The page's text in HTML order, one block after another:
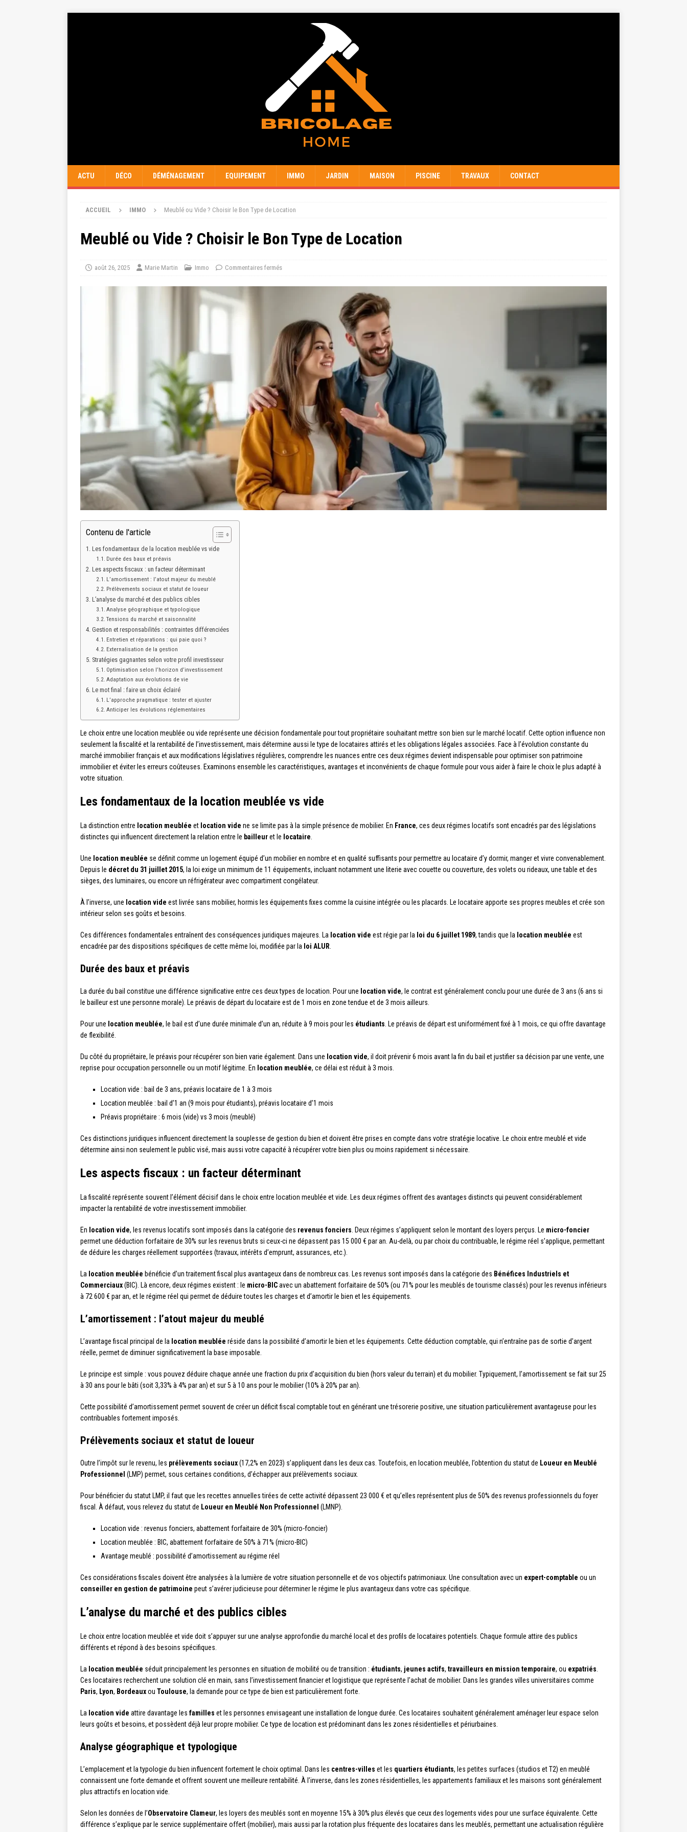
ACTU DÉCO DÉMÉNAGEMENT EQUIPEMENT IMMO JARDIN MAISON PISCINE TRAVAUX CONTACT
ACCUEIL IMMO Meublé ou Vide ? Choisir le Bon Type de Location
Meublé ou Vide ? Choisir le Bon Type de Location
août 26, 2025 Marie Martin Immo Commentaires fermés
Contenu de l'article
Les fondamentaux de la location meublée vs vide
Durée des baux et préavis
Les aspects fiscaux : un facteur déterminant
L’amortissement : l’atout majeur du meublé
Prélèvements sociaux et statut de loueur
L’analyse du marché et des publics cibles
Analyse géographique et typologique
Tensions du marché et saisonnalité
Gestion et responsabilités : contraintes différenciées
Entretien et réparations : qui paie quoi ?
Externalisation de la gestion
Stratégies gagnantes selon votre profil investisseur
Optimisation selon l’horizon d’investissement
Adaptation aux évolutions de vie
Le mot final : faire un choix éclairé
L’approche pragmatique : tester et ajuster
Anticiper les évolutions réglementaires
Le choix entre une location meublée ou vide représente une décision fondamentale pour tout propriétaire souhaitant mettre son bien sur le marché locatif. Cette option influence non
seulement la fiscalité et la rentabilité de l’investissement, mais détermine aussi le type de locataires attirés et les obligations légales associées. Face à l’évolution constante du
marché immobilier français et aux modifications législatives régulières, comprendre les nuances entre ces deux régimes devient indispensable pour optimiser son patrimoine
immobilier et éviter les erreurs coûteuses. Examinons ensemble les caractéristiques, avantages et inconvénients de chaque formule pour vous aider à faire le choix le plus adapté à
votre situation.
Les fondamentaux de la location meublée vs vide
La distinction entre location meublée et location vide ne se limite pas à la simple présence de mobilier. En France, ces deux régimes locatifs sont encadrés par des législations
distinctes qui influencent directement la relation entre le bailleuret le locataire
Une location meublée se définit comme un logement équipé d’un mobilier en nombre et en qualité suffisants pour permettre au locataire d’y dormir, manger et vivre convenablement.
Depuis le décret du 31 juillet 2015, la loi exige un minimum de 11 équipements, incluant notamment une literie avec couette ou couverture, des volets ou rideaux, une table et des
sièges, des luminaires, ou encore un réfrigérateur avec compartiment congélateur.
À l’inverse, une location vide est livrée sans mobilier, hormis les équipements fixes comme la cuisine intégrée ou les placards. Le locataire apporte ses propres meubles et crée son
intérieur selon ses goûts et besoins.
Ces différences fondamentales entraînent des conséquences juridiques majeures. La location vide est régie par la loi du 6 juillet 1989, tandis que la location meublée est
encadrée par des dispositions spécifiques de cette même loi, modifiée par la loi ALUR
Durée des baux et préavis
La durée du bail constitue une différence significative entre ces deux types de location. Pour une location vide, le contrat est généralement conclu pour une durée de 3 ans (6 ans si
le bailleur est une personne morale). Le préavis de départ du locataire est de 1 mois en zone tendue et de 3 mois ailleurs.
Pour une location meublée, le bail est d’une durée minimale d’un an, réduite à 9 mois pour les étudiants . Le préavis de départ est uniformément fixé à 1 mois, ce qui offre davantage
de flexibilité.
Du côté du propriétaire, le préavis pour récupérer son bien varie également. Dans une location vide, il doit prévenir 6 mois avant la fin du bail et justifier sa décision par une vente, une
reprise pour occupation personnelle ou un motif légitime. En location meublée, ce délai est réduit à 3 mois.
Location vide : bail de 3 ans, préavis locataire de 1 à 3 mois
Location meublée : bail d’1 an (9 mois pour étudiants), préavis locataire d’1 mois
Préavis propriétaire : 6 mois (vide) vs 3 mois (meublé)
Ces distinctions juridiques influencent directement la souplesse de gestion du bien et doivent être prises en compte dans votre stratégie locative. Le choix entre meublé et vide
détermine ainsi non seulement le public visé, mais aussi votre capacité à récupérer votre bien plus ou moins rapidement si nécessaire.
Les aspects fiscaux : un facteur déterminant
La fiscalité représente souvent l’élément décisif dans le choix entre location meublée et vide. Les deux régimes offrent des avantages distincts qui peuvent considérablement
impacter la rentabilité de votre investissement immobilier.
En location vide, les revenus locatifs sont imposés dans la catégorie des revenus fonciers . Deux régimes s’appliquent selon le montant des loyers perçus. Le micro-foncier
permet une déduction forfaitaire de 30% sur les revenus bruts si ceux-ci ne dépassent pas 15 000 € par an. Au-delà, ou par choix du contribuable, le régime réel s’applique, permettant
de déduire les charges réellement supportées (travaux, intérêts d’emprunt, assurances, etc.).
La location meublée bénéficie d’un traitement fiscal plus avantageux dans de nombreux cas. Les revenus sont imposés dans la catégorie des Bénéfices Industriels et
Commerciaux(BIC). Là encore, deux régimes existent : le micro-BICavec un abattement forfaitaire de 50% (ou 71% pour les meublés de tourisme classés) pour les revenus inférieurs
à 72 600 € par an, et le régime réel qui permet de déduire toutes les charges et d’amortir le bien et les équipements.
L’amortissement : l’atout majeur du meublé
L’avantage fiscal principal de la location meublée réside dans la possibilité d’amortir le bien et les équipements. Cette déduction comptable, qui n’entraîne pas de sortie d’argent
réelle, permet de diminuer significativement la base imposable.
Le principe est simple : vous pouvez déduire chaque année une fraction du prix d’acquisition du bien (hors valeur du terrain) et du mobilier. Typiquement, l’amortissement se fait sur 25
à 30 ans pour le bâti (soit 3,33% à 4% par an) et sur 5 à 10 ans pour le mobilier (10% à 20% par an).
Cette possibilité d’amortissement permet souvent de créer un déficit fiscal comptable tout en générant une trésorerie positive, une situation particulièrement avantageuse pour les
contribuables fortement imposés.
Prélèvements sociaux et statut de loueur
Outre l’impôt sur le revenu, les prélèvements sociaux(17,2% en 2023) s’appliquent dans les deux cas. Toutefois, en location meublée, l’obtention du statut de Loueur en Meublé
Professionnel (LMP) permet, sous certaines conditions, d’échapper aux prélèvements sociaux.
Pour bénéficier du statut LMP, il faut que les recettes annuelles tirées de cette activité dépassent 23 000 € et qu’elles représentent plus de 50% des revenus professionnels du foyer
fiscal. À défaut, vous relevez du statut de Loueur en Meublé Non Professionnel (LMNP).
Location vide : revenus fonciers, abattement forfaitaire de 30% (micro-foncier)
Location meublée : BIC, abattement forfaitaire de 50% à 71% (micro-BIC)
Avantage meublé : possibilité d’amortissement au régime réel
Ces considérations fiscales doivent être analysées à la lumière de votre situation personnelle et de vos objectifs patrimoniaux. Une consultation avec un expert-comptable ou un
conseiller en gestion de patrimoine peut s’avérer judicieuse pour déterminer le régime le plus avantageux dans votre cas spécifique.
L’analyse du marché et des publics cibles
Le choix entre location meublée et vide doit s’appuyer sur une analyse approfondie du marché local et des profils de locataires potentiels. Chaque formule attire des publics
différents et répond à des besoins spécifiques.
La location meublée séduit principalement les personnes en situation de mobilité ou de transition : étudiants, jeunes actifs, travailleurs en mission temporaire, ou expatriés
Ces locataires recherchent une solution clé en main, sans l’investissement financier et logistique que représente l’achat de mobilier. Dans les grandes villes universitaires comme
Paris, Lyon, Bordeauxou Toulouse, la demande pour ce type de bien est particulièrement forte.
La location vide attire davantage les familles et les personnes envisageant une installation de longue durée. Ces locataires souhaitent généralement aménager leur espace selon
leurs goûts et besoins, et possèdent déjà leur propre mobilier. Ce type de location est prédominant dans les zones résidentielles et périurbaines.
Analyse géographique et typologique
L’emplacement et la typologie du bien influencent fortement le choix optimal. Dans les centres-villes et les quartiers étudiants, les petites surfaces (studios et T2) en meublé
connaissent une forte demande et offrent souvent une meilleure rentabilité. À l’inverse, dans les zones résidentielles, les appartements familiaux et les maisons sont généralement
plus attractifs en location vide.
Selon les données de l’Observatoire Clameur, les loyers des meublés sont en moyenne 15% à 30% plus élevés que ceux des logements vides pour une surface équivalente. Cette
différence s’explique par le service supplémentaire offert (mobilier), mais aussi par la rotation plus fréquente des locataires dans les meublés, permettant une actualisation régulière